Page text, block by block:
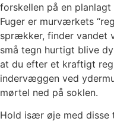
forskellen på en
Fuger er murværkets
sprækker, finder vandet
små tegn hurtigt blive
at du efter et kraftigt
indervæggen ved
mørtel ned på soklen.
Hold især øje med disse